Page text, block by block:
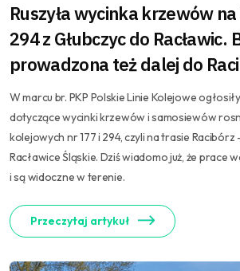
Ruszyła wycinka krzewów
294 z Głubczyc do Racławic.
prowadzona też dalej do
W marcu br. PKP Polskie Linie Kolejowe
dotyczące wycinki krzewów i samosiewów
kolejowych nr 177 i 294, czyli na trasie Racibórz
Racławice Śląskie. Dziś wiadomo już, że prace
i są widoczne w terenie.
Przeczytaj artykuł